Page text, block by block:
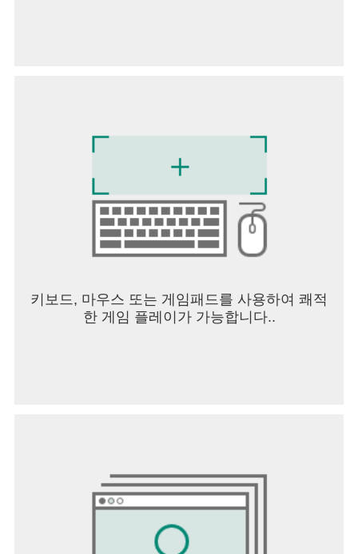
- 키즈노트 회원분들만 이용 가능한 스토어가 있어
- 원장님과 선생님을 위한 아이템부터 원 운영에 필
요한 교재/교구까지 구매할 수 있어요
- 학부모님들을 위한 육아 아이템부터 아이와의 야
외활동 티켓 상품, 생활용품까지 쇼핑할 수 있어요.
앱에서 이용하는 권한에 대한 이해를 돕고자, 다음
과 같이 요청되는 권한 및 각 권한이 요청되는 주요
이유를 알려드립니다.
하거나 전화 바로 걸기 기능을 이용할 수 있습니다.
능을 이용할 수 있습니다.
키보드, 마우스 또는 게임패드를 사용하여 쾌적
한 게임 플레이가 가능합니다..